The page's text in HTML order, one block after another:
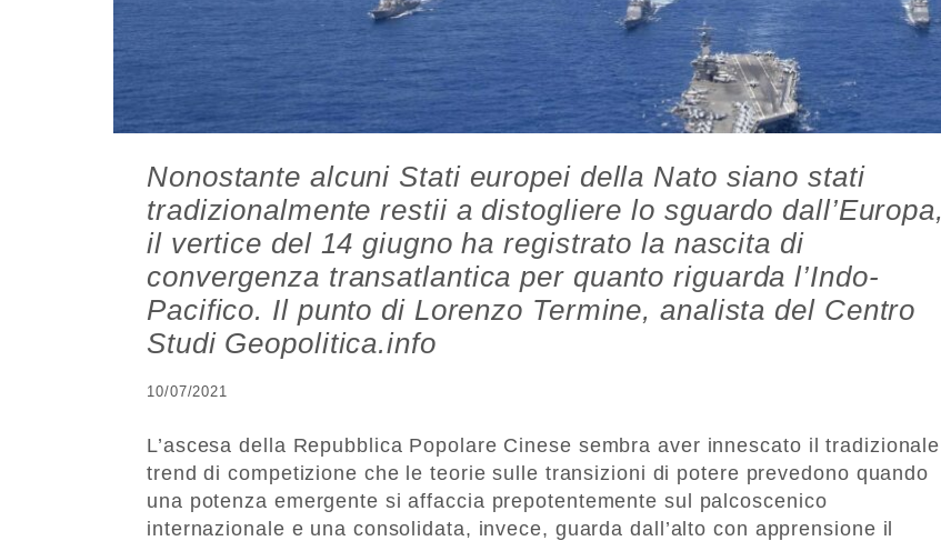
Nonostante alcuni Stati europei della Nato siano stati
tradizionalmente restii a distogliere lo sguardo dall’Europa,
il vertice del 14 giugno ha registrato la nascita di
convergenza transatlantica per quanto riguarda l’Indo-
Pacifico. Il punto di Lorenzo Termine, analista del Centro
Studi Geopolitica.info
10/07/2021
L’ascesa della Repubblica Popolare Cinese sembra aver innescato il tradizionale
trend di competizione che le teorie sulle transizioni di potere prevedono quando
una potenza emergente si affaccia prepotentemente sul palcoscenico
internazionale e una consolidata, invece, guarda dall’alto con apprensione il